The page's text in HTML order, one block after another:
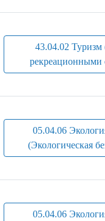
43.04.02 Туризм
05.04.06
(Экологическая
05.04.06